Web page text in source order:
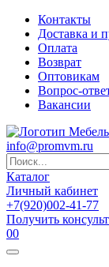
Контакты
Доставка и
Оплата
Возврат
Оптовикам
Вопрос-
Вакансии
info@promvm.ru
Каталог
Личный кабинет
+7(920)002-41-77
Получить
00